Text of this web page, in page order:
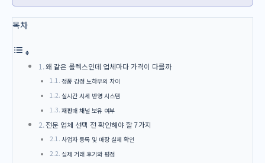
목차
왜 같은 롤렉스인데 업체마다 가격이 다를까
정품 감정 노하우의 차이
실시간 시세 반영 시스템
재판매 채널 보유 여부
전문 업체 선택 전 확인해야 할 7가지
사업자 등록 및 매장 실체 확인
실제 거래 후기와 평점